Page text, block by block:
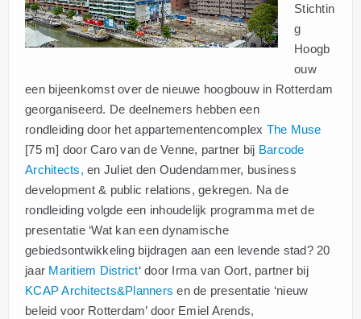
Stichtin
g
Hoogb
ouw
een bijeenkomst over de nieuwe hoogbouw in Rotterdam
georganiseerd. De deelnemers hebben een
rondleiding door het appartementencomplex The Muse
[75 m] door Caro van de Venne, partner bij Barcode
Architects, en Juliet den Oudendammer, business
development & public relations, gekregen. Na de
rondleiding volgde een inhoudelijk programma met de
presentatie ‘Wat kan een dynamische
gebiedsontwikkeling bijdragen aan een levende stad? 20
jaar Maritiem District‘ door Irma van Oort, partner bij
KCAP Architects&Planners en de presentatie ‘nieuw
beleid voor Rotterdam’ door Emiel Arends,